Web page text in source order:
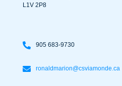
L1V 2P8
905 683-9730
ronaldmarion@csviamonde.ca